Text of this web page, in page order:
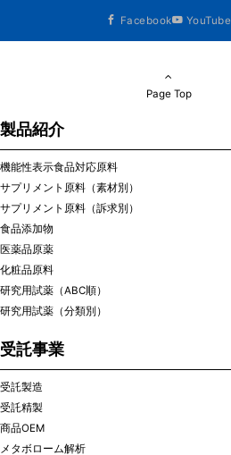
Facebook YouTube
Page Top
製品紹介
機能性表示食品対応原料
サプリメント原料（素材別）
サプリメント原料（訴求別）
食品添加物
医薬品原薬
化粧品原料
研究用試薬（ABC順）
研究用試薬（分類別）
受託事業
受託製造
受託精製
商品OEM
メタボローム解析